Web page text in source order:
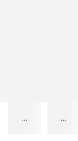
... ...